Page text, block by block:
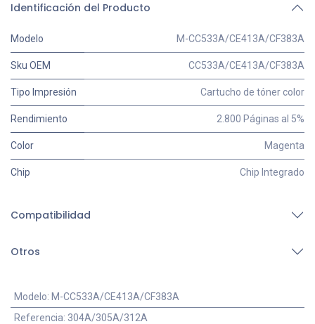
Identificación del Producto
Modelo M-CC533A/CE413A/CF383A
Sku OEM CC533A/CE413A/CF383A
Tipo Impresión Cartucho de tóner color
Rendimiento 2.800 Páginas al 5%
Color Magenta
Chip Chip Integrado
Compatibilidad
Otros
Modelo: M-CC533A/CE413A/CF383A
Referencia: 304A/305A/312A